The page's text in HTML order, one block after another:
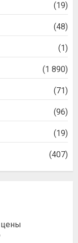
(19)
(48)
(1)
(1 890)
(71)
(96)
(19)
(407)
цены